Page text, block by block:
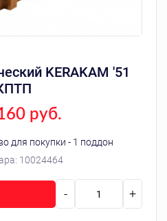
KERAKAM '51
10024464
руб.
для покупки - 1 поддон
- +